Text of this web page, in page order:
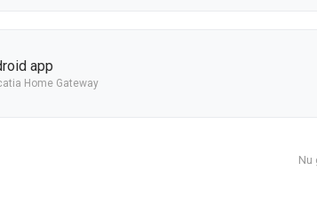
app
Home Gateway
Nu